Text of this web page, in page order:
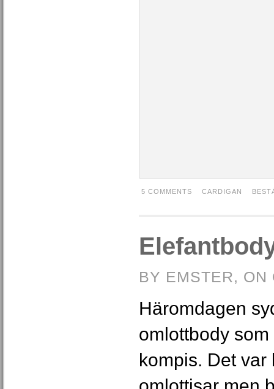
5 COMMENTS CARDIGAN
BY EMSTER, ON
Häromdagen
omlottbody
kompis. Det